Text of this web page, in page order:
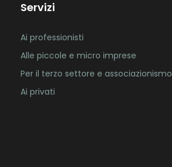
Servizi
Ai professionisti
Alle piccole e micro imprese
Per il terzo settore e associazionismo
Ai privati